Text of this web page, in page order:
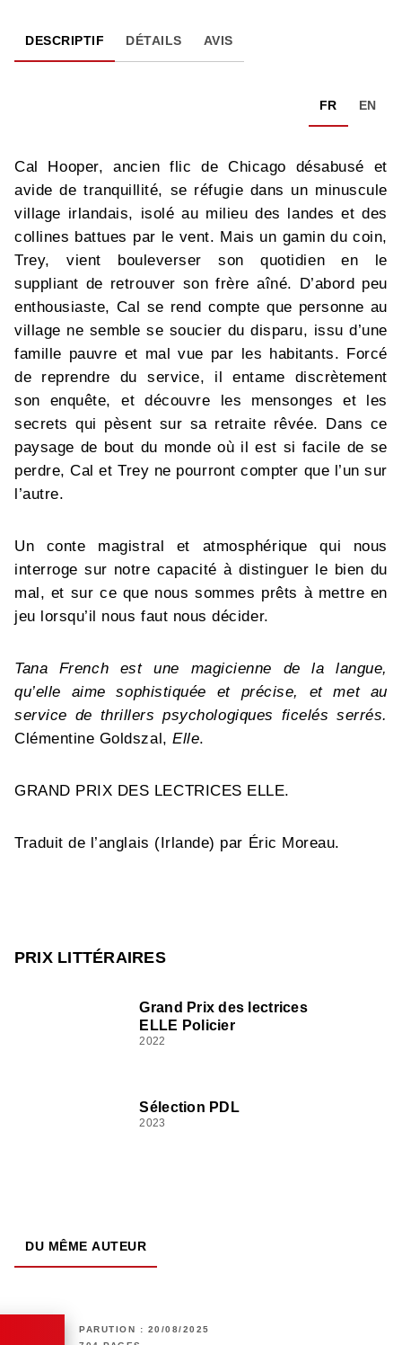
DESCRIPTIF DÉTAILS AVIS
FR EN
Cal Hooper, ancien flic de Chicago désabusé et
avide de tranquillité, se réfugie dans un minuscule
village irlandais, isolé au milieu des landes et des
collines battues par le vent. Mais un gamin du coin,
Trey, vient bouleverser son quotidien en le
suppliant de retrouver son frère aîné. D’abord peu
enthousiaste, Cal se rend compte que personne au
village ne semble se soucier du disparu, issu d’une
famille pauvre et mal vue par les habitants. Forcé
de reprendre du service, il entame discrètement
son enquête, et découvre les mensonges et les
secrets qui pèsent sur sa retraite rêvée. Dans ce
paysage de bout du monde où il est si facile de se
perdre, Cal et Trey ne pourront compter que l’un sur
l’autre.
Un conte magistral et atmosphérique qui nous
interroge sur notre capacité à distinguer le bien du
mal, et sur ce que nous sommes prêts à mettre en
jeu lorsqu’il nous faut nous décider.
Tana French est une magicienne de la langue,
qu’elle aime sophistiquée et précise, et met au
service de thrillers psychologiques ficelés serrés.
Clémentine Goldszal,Elle.
GRAND PRIX DES LECTRICES ELLE.
Traduit de l’anglais (Irlande) par Éric Moreau.
PRIX LITTÉRAIRES
Grand Prix des lectrices
ELLE Policier
2022
Sélection PDL
2023
DU MÊME AUTEUR
PARUTION : 20/08/2025